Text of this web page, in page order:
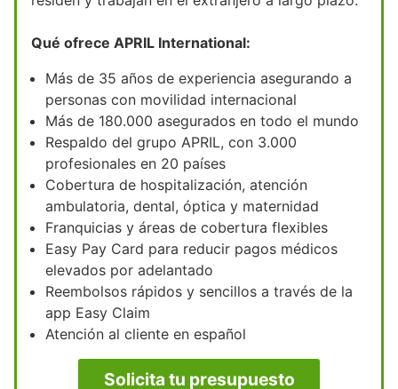
Qué ofrece APRIL International:
Más de 35 años de experiencia asegurando a
personas con movilidad internacional
Más de 180.000 asegurados en todo el mundo
Respaldo del grupo APRIL, con 3.000
profesionales en 20 países
Cobertura de hospitalización, atención
ambulatoria, dental, óptica y maternidad
Franquicias y áreas de cobertura flexibles
Easy Pay Card para reducir pagos médicos
elevados por adelantado
Reembolsos rápidos y sencillos a través de la
app Easy Claim
Atención al cliente en español
Solicita tu presupuesto